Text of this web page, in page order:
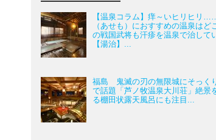
【温泉コラム】痒～いヒリヒリ
（あせも）におすすめの温泉はど
の戦国武将も汗疹を温泉で治して
【湯治】...
福島 鬼滅の刃の無限城にそっく
で話題「芦ノ牧温泉大川荘」絶景
る棚田状露天風呂にも注目...